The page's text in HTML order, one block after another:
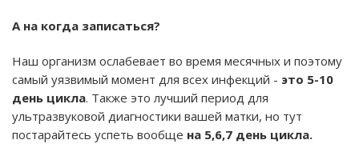
А на когда записаться?
Наш организм ослабевает во время месячных и поэтому
самый уязвимый момент для всех инфекций - это 5-10
день цикла. Также это лучший период для
ультразвуковой диагностики вашей матки, но тут
постарайтесь успеть вообще на 5,6,7 день цикла.